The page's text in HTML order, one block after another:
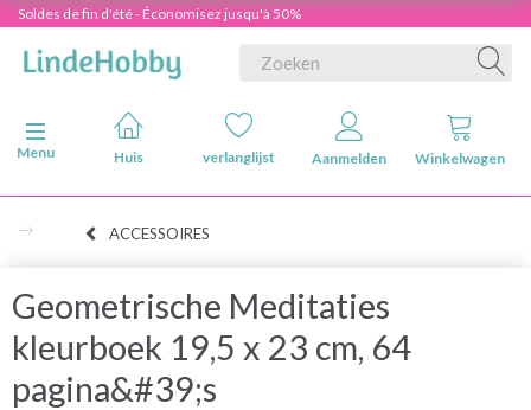
Soldes de fin d'été - Économisez jusqu'à 50%
Navigatie in-/uitschakelen
Menu
Huis verlanglijst Aanmelden Winkelwagen
ACCESSOIRES
Geometrische Meditaties
kleurboek 19,5 x 23 cm, 64
pagina&#39;s